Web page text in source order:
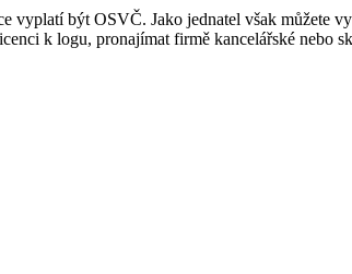
vyplatí být OSVČ. Jako jednatel však můžete
k logu, pronajímat firmě kancelářské nebo